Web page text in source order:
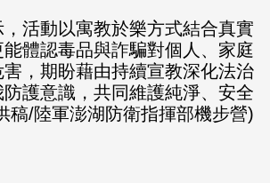
活動以寓教於樂方式結合真實
體認毒品與詐騙對個人、家庭
，期盼藉由持續宣教深化法治
護意識，共同維護純淨、安全
稿/陸軍澎湖防衛指揮部機步營)